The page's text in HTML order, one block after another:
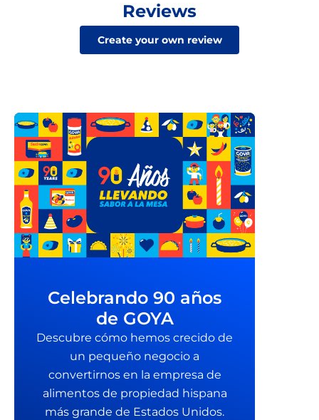
Reviews
Create your own review
Celebrando 90 años
de GOYA
Descubre cómo hemos crecido de
un pequeño negocio a
convertirnos en la empresa de
alimentos de propiedad hispana
más grande de Estados Unidos.